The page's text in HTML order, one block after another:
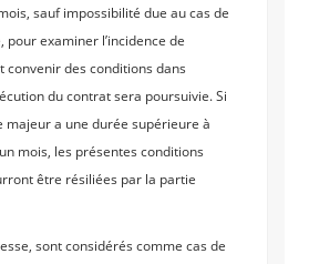
sauf impossibilité due au cas de
pour examiner l’incidence de
convenir des conditions dans
du contrat sera poursuivie. Si
majeur a une durée supérieure à
mois, les présentes conditions
être résiliées par la partie
sont considérés comme cas de